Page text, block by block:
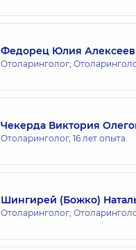
Федорец Юлия
Отоларинголог;
Чекерда Виктория
Отоларинголог, 16 лет опыта
Шингирей (Божко)
Отоларинголог;